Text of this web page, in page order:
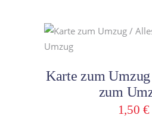
Karte zum
zum
1,50 €